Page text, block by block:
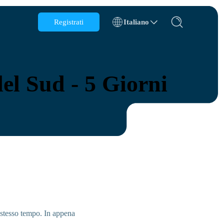
Registrati Italiano
Cile Cina
Danimarca
Sud - 5 Giorni
tempo. In appena